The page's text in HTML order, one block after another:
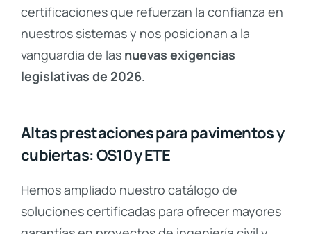
certificaciones que refuerzan la confianza en
nuestros sistemas y nos posicionan a la
vanguardia de las nuevas exigencias
legislativas de 2026.
Altas prestaciones para pavimentos y
cubiertas: OS10 y ETE
Hemos ampliado nuestro catálogo de
soluciones certificadas para ofrecer mayores